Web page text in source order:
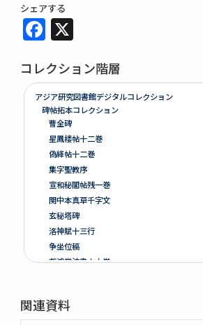
シェアする
Facebook
コレクション階層
アジア研究図書館デジタルコレクション
碑帖拓本コレクション
曹全碑
星鳳楼帖十二巻
偽絳帖十二巻
集字聖教序
宣和秘閣帖残一巻
関中本真草千字文
玄秘塔碑
洛神賦十三行
争坐位稿
戯鴻堂法書十六巻
偽絳帖残一巻
関連資料